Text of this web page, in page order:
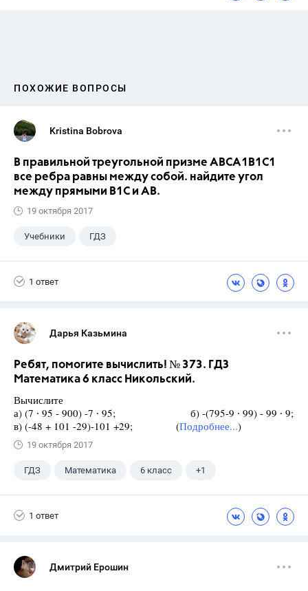
ПОХОЖИЕ ВОПРОСЫ
Kristina Bobrova
В правильной треугольной призме АВСA1В1С1
все ребра равны между собой. найдите угол
между прямыми В1С и АВ.
19 октября 2017
Учебники ГДЗ
1 ответ
Дарья Казьмина
Ребят, помогите вычислить! № 373. ГДЗ
Математика 6 класс Никольский.
Вычислите
а) (7 ∙ 95 - 900) -7 ∙ 95; б) -(795-9 ∙ 99) - 99 ∙ 9;
в) (-48 + 101 -29)-101 +29; (Подробнее...)
19 октября 2017
ГДЗ Математика 6 класс +1
1 ответ
Дмитрий Ерошин